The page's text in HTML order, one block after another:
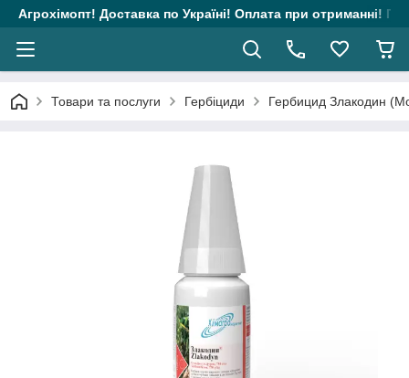
Агрохімопт! Доставка по Україні! Оплата при отриманні!
Товари та послуги Гербіциди Гербицид Злакодин